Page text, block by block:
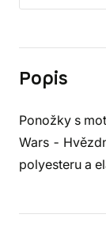
Popis
Ponožky s
Wars -
polyesteru a